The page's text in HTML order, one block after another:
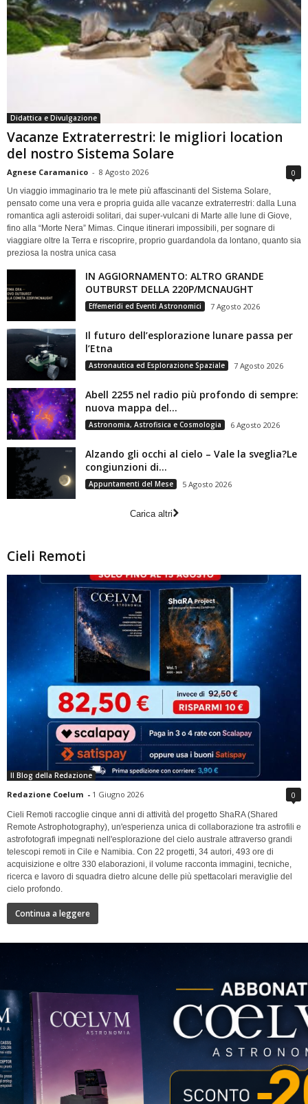
Didattica e Divulgazione
Vacanze Extraterrestri: le migliori location
del nostro Sistema Solare
Agnese Caramanico - 8 Agosto 2026 0
Un viaggio immaginario tra le mete più affascinanti del Sistema Solare,
pensato come una vera e propria guida alle vacanze extraterrestri: dalla Luna
romantica agli asteroidi solitari, dai super-vulcani di Marte alle lune di Giove,
fino alla “Morte Nera” Mimas. Cinque itinerari impossibili, per sognare di
viaggiare oltre la Terra e riscoprire, proprio guardandola da lontano, quanto sia
preziosa la nostra unica casa
IN AGGIORNAMENTO: ALTRO GRANDE
OUTBURST DELLA 220P/MCNAUGHT
Effemeridi ed Eventi Astronomici 7 Agosto 2026
Il futuro dell’esplorazione lunare passa per
l’Etna
Astronautica ed Esplorazione Spaziale 7 Agosto 2026
Abell 2255 nel radio più profondo di sempre:
nuova mappa del...
Astronomia, Astrofisica e Cosmologia 6 Agosto 2026
Alzando gli occhi al cielo – Vale la sveglia?Le
congiunzioni di...
Appuntamenti del Mese 5 Agosto 2026
Carica altri
Cieli Remoti
Il Blog della Redazione
Redazione Coelum - 1 Giugno 2026 0
Cieli Remoti raccoglie cinque anni di attività del progetto ShaRA (Shared
Remote Astrophotography), un'esperienza unica di collaborazione tra astrofili e
astrofotografi impegnati nell'esplorazione del cielo australe attraverso grandi
telescopi remoti in Cile e Namibia. Con 22 progetti, 34 autori, 493 ore di
acquisizione e oltre 330 elaborazioni, il volume racconta immagini, tecniche,
ricerca e lavoro di squadra dietro alcune delle più spettacolari meraviglie del
cielo profondo.
Continua a leggere